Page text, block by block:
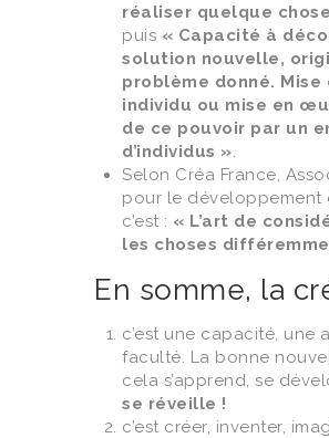
réaliser quelque
puis « Capacité à
solution nouvelle,
problème donné.
individu ou mise en
de ce pouvoir par un
d’individus ».
Selon Créa France,
pour le développement
c’est : « L’art de
les choses
En somme, la
c’est une capacité, une
faculté. La bonne
cela s’apprend, se
se réveille !
c’est créer, inventer,